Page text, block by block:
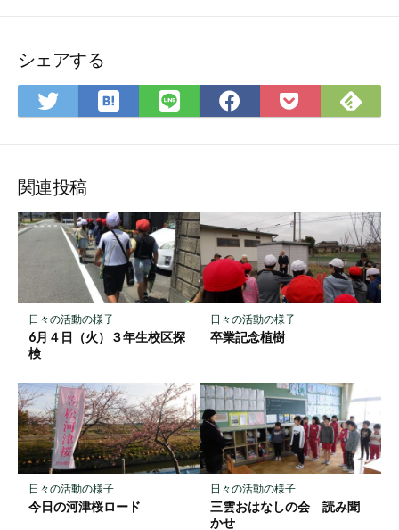
シェアする
Twitter
で
ア
は
て
ク
マ
ー
ク
に
存
LINE
で
Facebook
で
Pocket
に
で
関連投稿
日々の活動の様子
6月４日（火）３年生校区探
検
日々の活動の様子
卒業記念植樹
日々の活動の様子
今日の河津桜ロード
日々の活動の様子
三雲おはなしの会 読み聞
かせ